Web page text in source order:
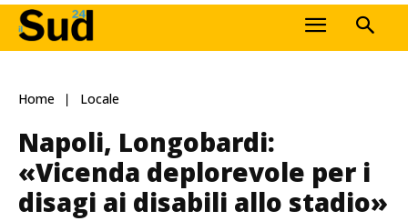
Home Locale
Napoli, Longobardi:
«Vicenda deplorevole per i
disagi ai disabili allo stadio»